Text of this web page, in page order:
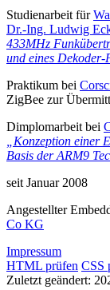
Studienarbeit für
Dr.-Ing. Ludwig
433MHz
und eines Dekoder-
Praktikum bei
ZigBee zur
Dimplomarbeit bei
„Konzeption einer
Basis der ARM9
seit Januar 2008
Angestellter
Co KG
Impressum
HTML prüfen CSS
Zuletzt geändert: